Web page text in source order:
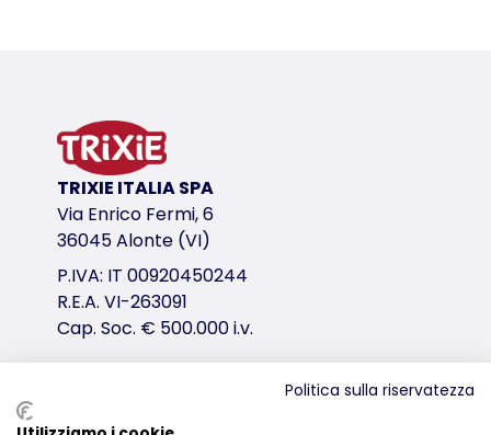
variante di prodotto
variante di prodotto: numero unico del
Misure
80 ml/ø 8 cm
criceti
Colore
variante di prodotto: numero unico del
TRIXIE ITALIA SPA
Via Enrico Fermi, 6
36045 Alonte (VI)
P.IVA: IT 00920450244
R.E.A. VI-263091
Cap. Soc. € 500.000 i.v.
Distribuzione
Politica sulla riservatezza